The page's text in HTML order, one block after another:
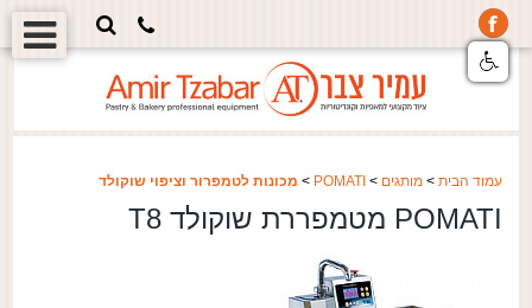
עמוד הבית> מותגים >
POMATI
> מכונות לטמפרור וציפוי שוקולד
POMATI מטמפררת שוקולד T8